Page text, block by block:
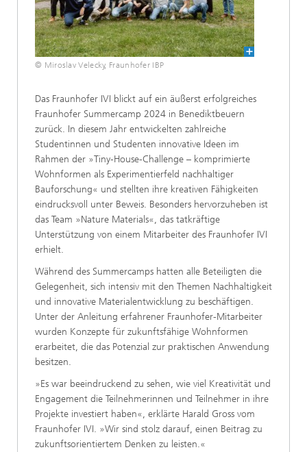
© Miroslav Velecky, Fraunhofer IBP
Das Fraunhofer IVI blickt auf ein äußerst erfolgreiches
Fraunhofer Summercamp 2024 in Benediktbeuern
zurück. In diesem Jahr entwickelten zahlreiche
Studentinnen und Studenten innovative Ideen im
Rahmen der »Tiny-House-Challenge – komprimierte
Wohnformen als Experimentierfeld nachhaltiger
Bauforschung« und stellten ihre kreativen Fähigkeiten
eindrucksvoll unter Beweis. Besonders hervorzuheben ist
das Team »Nature Materials«, das tatkräftige
Unterstützung von einem Mitarbeiter des Fraunhofer IVI
erhielt.
Während des Summercamps hatten alle Beteiligten die
Gelegenheit, sich intensiv mit den Themen Nachhaltigkeit
und innovative Materialentwicklung zu beschäftigen.
Unter der Anleitung erfahrener Fraunhofer-Mitarbeiter
wurden Konzepte für zukunftsfähige Wohnformen
erarbeitet, die das Potenzial zur praktischen Anwendung
besitzen.
»Es war beeindruckend zu sehen, wie viel Kreativität und
Engagement die Teilnehmerinnen und Teilnehmer in ihre
Projekte investiert haben«, erklärte Harald Gross vom
Fraunhofer IVI. »Wir sind stolz darauf, einen Beitrag zu
zukunftsorientiertem Denken zu leisten.«